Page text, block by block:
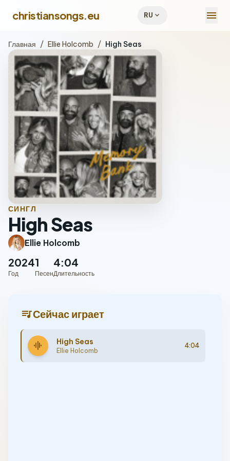
christiansongs.eu RU expand_more menu
Главная / Ellie Holcomb / High Seas
СИНГЛ
High Seas
Ellie Holcomb
2024
Год
1
Песен
4:04
Длительность
queue_musicСейчас играет
graphic_eq High Seas
Ellie Holcomb
4:04